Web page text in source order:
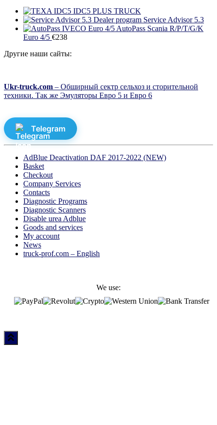
IDC5 PLUS TRUCK
Dealer program Service Advisor 5.3
AutoPass Scania R/P/T/G/K
Euro 4/5 €238
Другие наши сайты:
Ukr-truck.com – Обширный сектр сельхоз и сторительной
техники. Так же Эмуляторы Евро 5 и Евро 6
Telegram
AdBlue Deactivation DAF 2017-2022 (NEW)
Basket
Checkout
Company Services
Contacts
Diagnostic Programs
Diagnostic Scanners
Disable urea Adblue
Goods and services
My account
News
truck-prof.com – English
We use: